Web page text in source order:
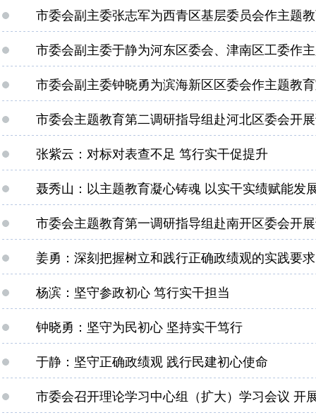
市委会副主委张志军为西青区基层委员会作主题
市委会副主委于静为河东区委会、津南区工委作
市委会副主委钟晓勇为滨海新区区委会作主题教
市委会主题教育第二调研指导组赴河北区委会开
张紫云：对标对表查不足 笃行实干促提升
聂秀山：以主题教育凝心铸魂 以实干实绩赋能发
市委会主题教育第一调研指导组赴南开区委会开
姜勇：深刻把握树立和践行正确政绩观的实践要求
杨滨：坚守参政初心 笃行实干担当
钟晓勇：坚守为民初心 坚持实干笃行
于静：坚守正确政绩观 践行民建初心使命
市委会召开理论学习中心组（扩大）学习会议 开